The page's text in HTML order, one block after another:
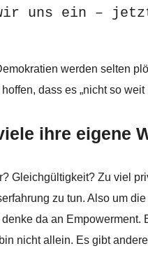
uns ein –
werden selten
dass es „nicht so weit
ihre eigene
Gleichgültigkeit? Zu viel
zu tun. Also um
da an Empowerment.
nicht allein. Es gibt